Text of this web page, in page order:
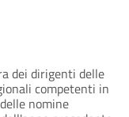
dei dirigenti delle
competenti in
nomine